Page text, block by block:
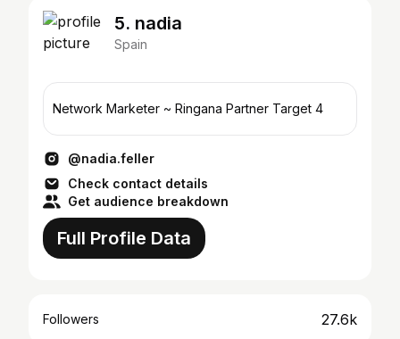
5. nadia
Spain
Network Marketer ~ Ringana Partner Target 4
@nadia.feller
Check contact details
Get audience breakdown
Full Profile Data
Followers 27.6k